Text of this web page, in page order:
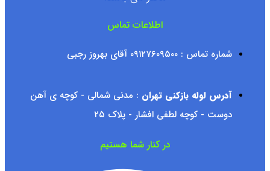
اطلاعات تماس
شماره تماس : ۰۹۱۲۷۶۰۹۵۰۰ آقای بهروز رجبی
آدرس لوله بازکنی تهران : مدنی شمالی - کوچه ی آهن
دوست - کوچه لطفی افشار - پلاک ۲۵
در کنار شما هستیم